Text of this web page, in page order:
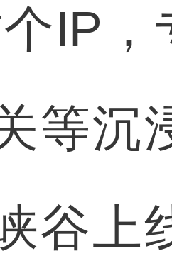
个IP
等沉
谷上